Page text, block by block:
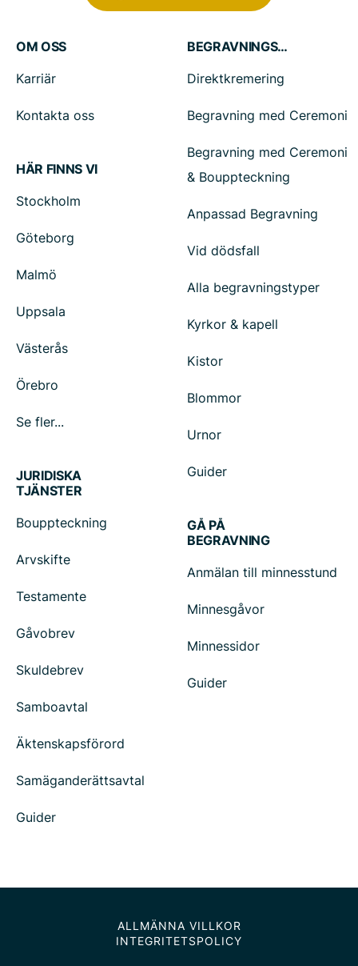
OM OSS
Karriär
Kontakta oss
HÄR FINNS VI
Stockholm
Göteborg
Malmö
Uppsala
Västerås
Örebro
Se fler...
BEGRAVNINGSTJÄNSTER
Direktkremering
Begravning med Ceremoni
Begravning med Ceremoni
& Bouppteckning
Anpassad Begravning
Vid dödsfall
Alla begravningstyper
Kyrkor & kapell
Kistor
Blommor
Urnor
Guider
JURIDISKA
TJÄNSTER
Bouppteckning
Arvskifte
Testamente
Gåvobrev
Skuldebrev
Samboavtal
Äktenskapsförord
Samäganderättsavtal
Guider
GÅ PÅ
BEGRAVNING
Anmälan till minnesstund
Minnesgåvor
Minnessidor
Guider
ALLMÄNNA VILLKOR
INTEGRITETSPOLICY